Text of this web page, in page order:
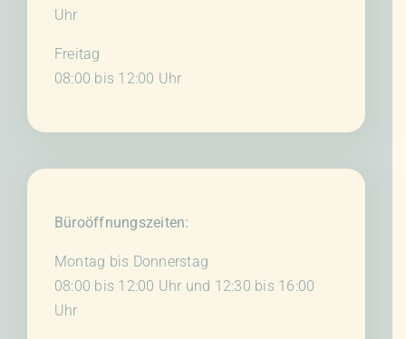
Uhr
Freitag
08:00 bis 12:00 Uhr
Büroöffnungszeiten:
Montag bis Donnerstag
08:00 bis 12:00 Uhr und 12:30 bis 16:00
Uhr